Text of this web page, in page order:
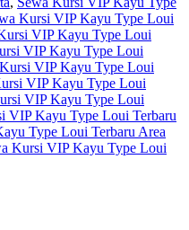
Kursi VIP Kayu Type Loui
VIP Kayu Type Loui
VIP Kayu Type Loui
VIP Kayu Type Loui
VIP Kayu Type Loui
VIP Kayu Type Loui
VIP Kayu Type Loui Terbaru
Type Loui Terbaru Area
Kursi VIP Kayu Type Loui